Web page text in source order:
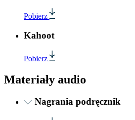
Pobierz
Kahoot
Pobierz
Materiały audio
Nagrania podręcznik